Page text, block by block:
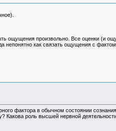
ощущения произвольно. Все оценки (и
как связать ощущения с
фактора в обычном состоянии сознания
Какова роль высшей нервной